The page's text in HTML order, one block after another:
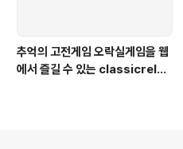
추억의 고전게임 오락실게임을 웹
에서 즐길 수 있는 classicreloa